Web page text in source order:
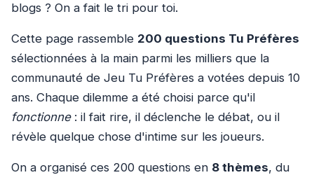
blogs ? On a fait le tri pour toi.
Cette page rassemble 200 questions Tu Préfères
sélectionnées à la main parmi les milliers que la
communauté de Jeu Tu Préfères a votées depuis 10
ans. Chaque dilemme a été choisi parce qu'il
fonctionne: il fait rire, il déclenche le débat, ou il
révèle quelque chose d'intime sur les joueurs.
On a organisé ces 200 questions en 8 thèmes, du